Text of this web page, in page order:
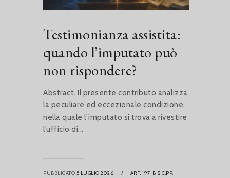
Testimonianza assistita:
quando l’imputato può
non rispondere?
Abstract. Il presente contributo analizza
la peculiare ed eccezionale condizione,
nella quale l’imputato si trova a rivestire
l’ufficio di...
PUBBLICATO 5 LUGLIO 2026 /
ART. 197-BIS C.P.P.,